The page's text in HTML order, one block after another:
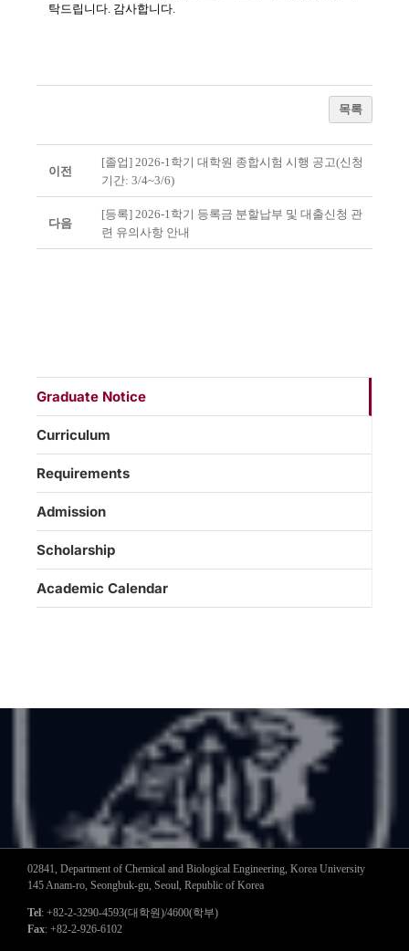
탁드립니다. 감사합니다.
목록
이전
[졸업] 2026-1학기 대학원 종합시험 시행 공고(신청
기간: 3/4~3/6)
다음
[등록] 2026-1학기 등록금 분할납부 및 대출신청 관
련 유의사항 안내
Graduate Notice
Curriculum
Requirements
Admission
Scholarship
Academic Calendar
02841, Department of Chemical and Biological Engineering, Korea University
145 Anam-ro, Seongbuk-gu, Seoul, Republic of Korea
Tel: +82-2-3290-4593(대학원)/4600(학부)
Fax: +82-2-926-6102